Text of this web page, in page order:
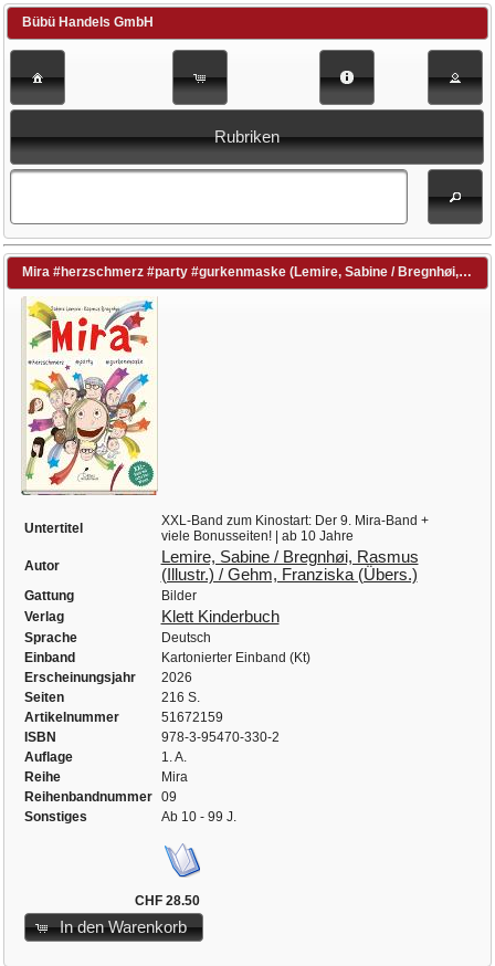
Bübü Handels GmbH
Rubriken
Mira #herzschmerz #party #gurkenmaske (Lemire, Sabine / Bregnhøi, Rasmus (Illustr.) / Gehm, Franziska (Übers.))
Untertitel
XXL-Band zum Kinostart: Der 9. Mira-Band +
viele Bonusseiten! | ab 10 Jahre
Autor
Lemire, Sabine / Bregnhøi, Rasmus
(Illustr.) / Gehm, Franziska (Übers.)
Gattung
Bilder
Verlag
Klett Kinderbuch
Sprache
Deutsch
Einband
Kartonierter Einband (Kt)
Erscheinungsjahr
2026
Seiten
216 S.
Artikelnummer
51672159
ISBN
978-3-95470-330-2
Auflage
1. A.
Reihe
Mira
Reihenbandnummer
09
Sonstiges
Ab 10 - 99 J.
CHF 28.50
In den Warenkorb